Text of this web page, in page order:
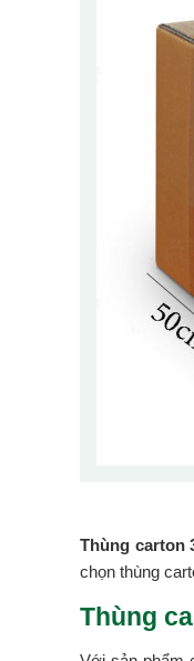
Thùng carton
chọn thùng
Thùng